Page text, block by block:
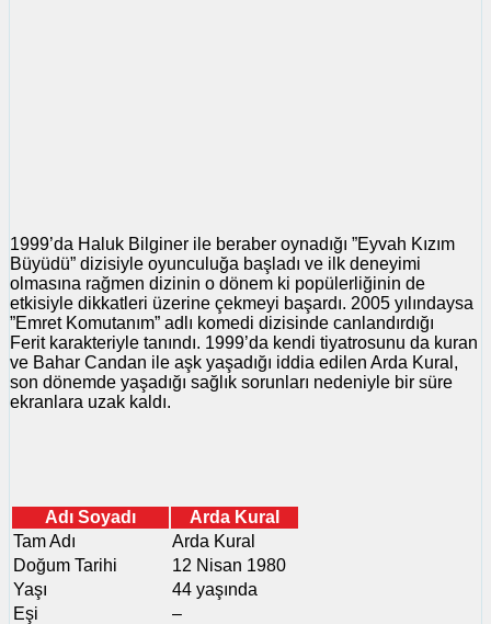
1999’da Haluk Bilginer ile beraber oynadığı ”Eyvah Kızım
Büyüdü” dizisiyle oyunculuğa başladı ve ilk deneyimi
olmasına rağmen dizinin o dönem ki popülerliğinin de
etkisiyle dikkatleri üzerine çekmeyi başardı. 2005 yılındaysa
”Emret Komutanım” adlı komedi dizisinde canlandırdığı
Ferit karakteriyle tanındı. 1999’da kendi tiyatrosunu da kuran
ve Bahar Candan ile aşk yaşadığı iddia edilen Arda Kural,
son dönemde yaşadığı sağlık sorunları nedeniyle bir süre
ekranlara uzak kaldı.
Adı Soyadı
Arda Kural
Tam Adı
Arda Kural
Doğum Tarihi
12 Nisan 1980
Yaşı
44 yaşında
Eşi
–